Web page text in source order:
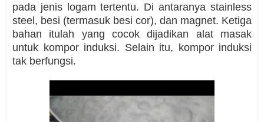
pada jenis logam tertentu. Di antaranya stainless
steel, besi (termasuk besi cor), dan magnet. Ketiga
bahan itulah yang cocok dijadikan alat masak
untuk kompor induksi. Selain itu, kompor induksi
tak berfungsi.